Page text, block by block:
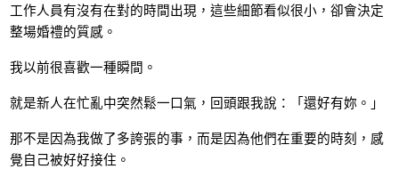
工作人員有沒有在對的時間出現，這些細節看似很小，卻會決定
整場婚禮的質感。
我以前很喜歡一種瞬間。
就是新人在忙亂中突然鬆一口氣，回頭跟我說：「還好有妳。」
那不是因為我做了多誇張的事，而是因為他們在重要的時刻，感
覺自己被好好接住。